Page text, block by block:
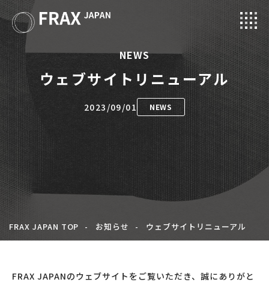
NEWS
PROJECTS
ABOUT
CONTACT
EN
NEWS
ウェブサイトリニューアル
2023/09/01 NEWS
FRAX JAPAN TOP お知らせ ウェブサイトリニューアル
FRAX JAPANのウェブサイトをご覧いただき、誠にありがと